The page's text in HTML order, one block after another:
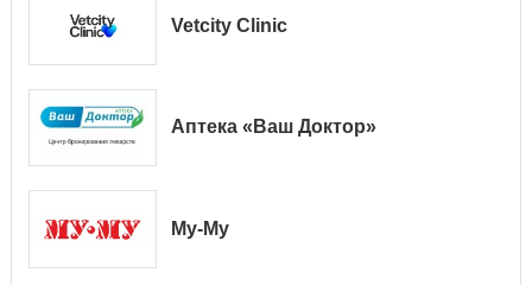
Vetcity Clinic
Аптека «Ваш Доктор»
Му-Му